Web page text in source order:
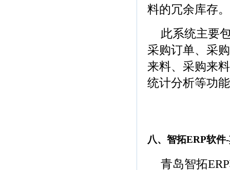
料的冗余库存。
此系统主要
采购订单、采
来料、采购来
统计分析等功
八、智拓ERP软
青岛智拓